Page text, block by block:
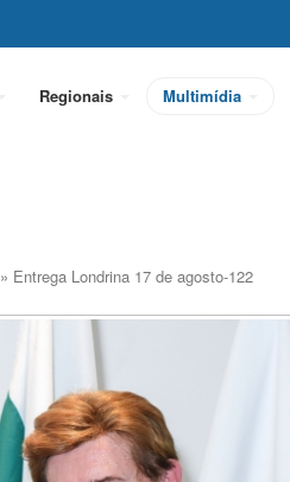
Regionais Multimídia
» Entrega Londrina 17 de agosto-122